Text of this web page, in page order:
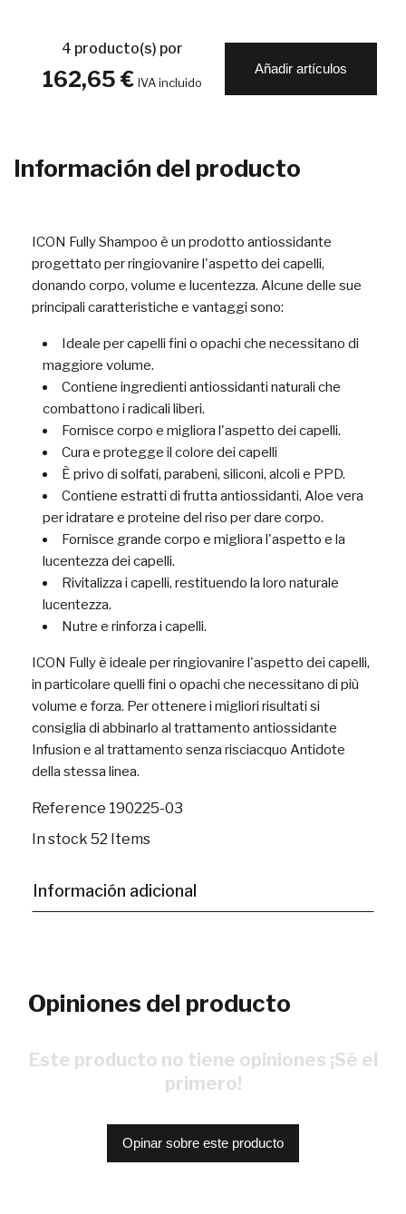
4 producto(s) por
162,65 € IVA incluido
Añadir artículos
Información del producto
ICON Fully Shampoo è un prodotto antiossidante
progettato per ringiovanire l'aspetto dei capelli,
donando corpo, volume e lucentezza. Alcune delle sue
principali caratteristiche e vantaggi sono:
Ideale per capelli fini o opachi che necessitano di
maggiore volume.
Contiene ingredienti antiossidanti naturali che
combattono i radicali liberi.
Fornisce corpo e migliora l'aspetto dei capelli.
Cura e protegge il colore dei capelli
È privo di solfati, parabeni, siliconi, alcoli e PPD.
Contiene estratti di frutta antiossidanti, Aloe vera
per idratare e proteine del riso per dare corpo.
Fornisce grande corpo e migliora l'aspetto e la
lucentezza dei capelli.
Rivitalizza i capelli, restituendo la loro naturale
lucentezza.
Nutre e rinforza i capelli.
ICON Fully è ideale per ringiovanire l'aspetto dei capelli,
in particolare quelli fini o opachi che necessitano di più
volume e forza. Per ottenere i migliori risultati si
consiglia di abbinarlo al trattamento antiossidante
Infusion e al trattamento senza risciacquo Antidote
della stessa linea.
Reference 190225-03
In stock 52 Items
Información adicional
Opiniones del producto
Este producto no tiene opiniones ¡Sé el
primero!
Opinar sobre este producto